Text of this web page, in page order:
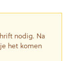
nodig. Na
het komen